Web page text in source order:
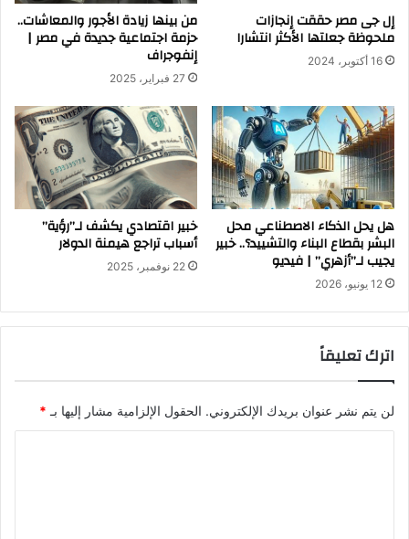
إل جى مصر حققت إنجازات
ملحوظة جعلتها الأكثر انتشارا
16 أكتوبر، 2024
من بينها زيادة الأجور والمعاشات..
حزمة اجتماعية جديدة في مصر |
إنفوجراف
27 فبراير، 2025
هل يحل الذكاء الاصطناعي محل
البشر بقطاع البناء والتشييد؟.. خبير
يجيب لـ”أزهري” | فيديو
12 يونيو، 2026
خبير اقتصادي يكشف لـ”رؤية”
أسباب تراجع هيمنة الدولار
22 نوفمبر، 2025
اترك تعليقاً
لن يتم نشر عنوان بريدك الإلكتروني. الحقول الإلزامية مشار إليها بـ *